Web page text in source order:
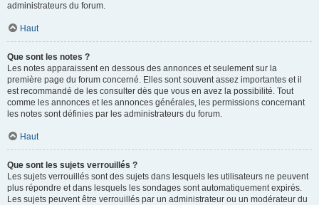
administrateurs du forum.
Haut
Que sont les notes ?
Les notes apparaissent en dessous des annonces et seulement sur la
première page du forum concerné. Elles sont souvent assez importantes et il
est recommandé de les consulter dès que vous en avez la possibilité. Tout
comme les annonces et les annonces générales, les permissions concernant
les notes sont définies par les administrateurs du forum.
Haut
Que sont les sujets verrouillés ?
Les sujets verrouillés sont des sujets dans lesquels les utilisateurs ne peuvent
plus répondre et dans lesquels les sondages sont automatiquement expirés.
Les sujets peuvent être verrouillés par un administrateur ou un modérateur du